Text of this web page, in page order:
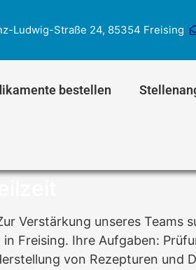
Ludwig-Straße 24, 85354 Freising
bestellen
Verstärkung unseres
Freising. Ihre Aufgaben:
von Rezepturen und